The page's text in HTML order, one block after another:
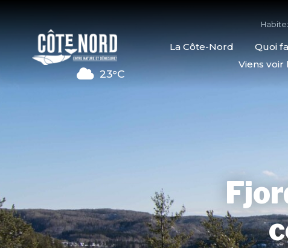
23°C
La Côte-Nord Quoi
Viens voir